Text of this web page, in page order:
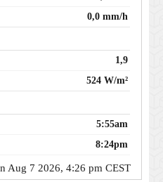
0,0 mm/h
1,9
524 W/m²
5:55am
8:24pm
Aug 7 2026, 4:26 pm CEST